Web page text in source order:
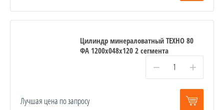
Цилиндр минераловатный ТЕХНО 80
ФА 1200x048x120 2 сегмента
− +
Лучшая цена по запросу